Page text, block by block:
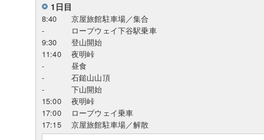
1日目
8:40
京屋旅館駐車場／集合
-
ロープウェイ下谷駅乗車
9:30
登山開始
11:40
夜明峠
-
昼食
-
石鎚山山頂
-
下山開始
15:00
夜明峠
17:00
ロープウェイ乗車
17:15
京屋旅館駐車場／解散